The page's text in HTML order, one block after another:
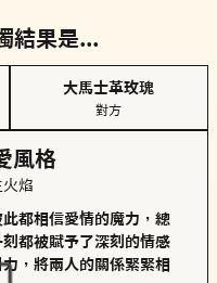
結果是...
大馬士革玫瑰
對方
風格
焰
都相信愛情的魔力，總
都被賦予了深刻的情感
，將兩人的關係緊緊相